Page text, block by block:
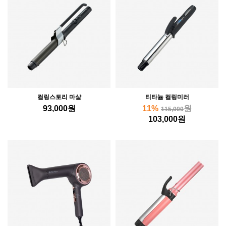
컬링스토리 마샬
93,000원
티타늄 컬링미러
11% 115,000원
103,000원